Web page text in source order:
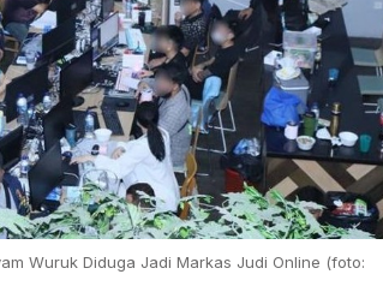
Wuruk Diduga Jadi Markas Judi Online (foto: